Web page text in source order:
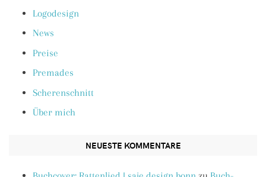
Logodesign
News
Preise
Premades
Scherenschnitt
Über mich
NEUESTE KOMMENTARE